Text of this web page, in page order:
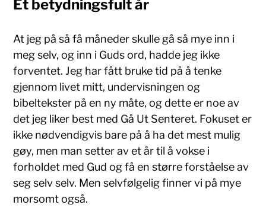
Et betydningsfult år
At jeg på så få måneder skulle gå så mye inn i
meg selv, og inn i Guds ord, hadde jeg ikke
forventet. Jeg har fått bruke tid på å tenke
gjennom livet mitt, undervisningen og
bibeltekster på en ny måte, og dette er noe av
det jeg liker best med Gå Ut Senteret. Fokuset er
ikke nødvendigvis bare på å ha det mest mulig
gøy, men man setter av et år til å vokse i
forholdet med Gud og få en større forståelse av
seg selv selv. Men selvfølgelig finner vi på mye
morsomt også.